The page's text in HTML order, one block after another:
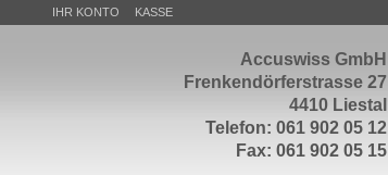
Accuswiss GmbH
Frenkendörferstrasse 27
4410 Liestal
Telefon: 061 902 05 12
Fax: 061 902 05 15
IHR KONTO KASSE